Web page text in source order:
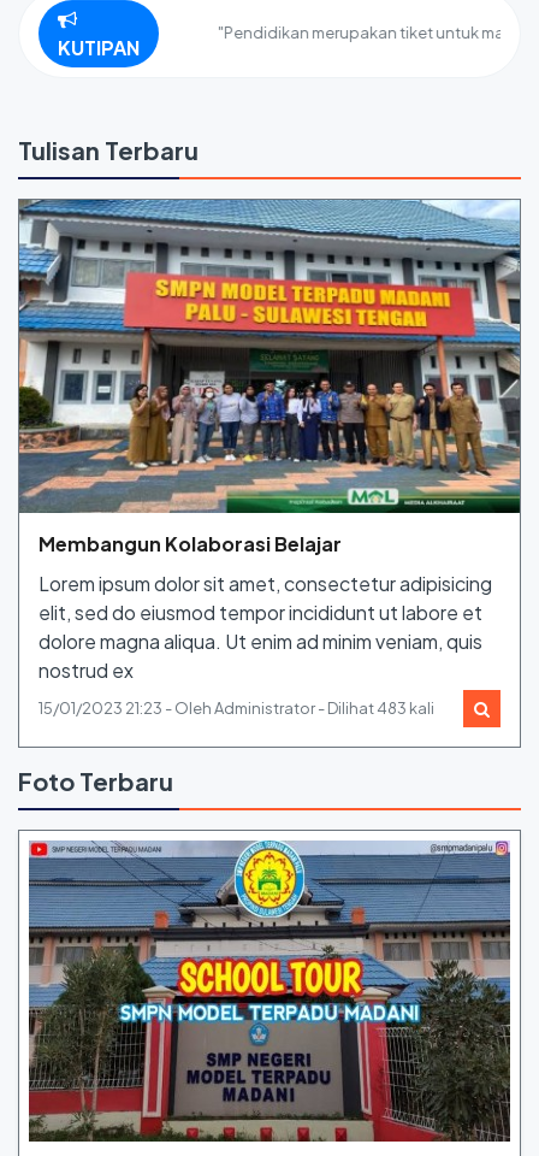
KUTIPAN
"Pendidikan merupakan tiket untuk masa
Tulisan Terbaru
Membangun Kolaborasi Belajar
Lorem ipsum dolor sit amet, consectetur adipisicing
elit, sed do eiusmod tempor incididunt ut labore et
dolore magna aliqua. Ut enim ad minim veniam, quis
nostrud ex
15/01/2023 21:23 - Oleh Administrator - Dilihat 483 kali
Foto Terbaru